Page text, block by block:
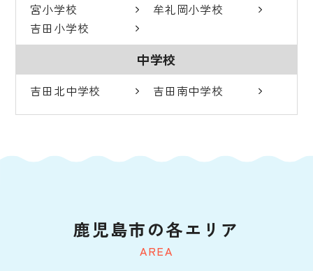
宮小学校
牟礼岡小学校
吉田小学校
中学校
吉田北中学校 吉田南中学校
AREA
鹿児島市の各エリア